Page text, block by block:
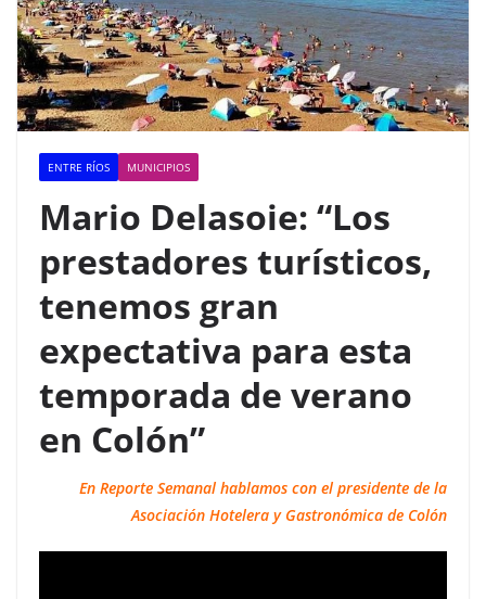
ENTRE RÍOS MUNICIPIOS
Mario Delasoie: “Los
prestadores turísticos,
tenemos gran
expectativa para esta
temporada de verano
en Colón”
En Reporte Semanal hablamos con el presidente de la
Asociación Hotelera y Gastronómica de Colón